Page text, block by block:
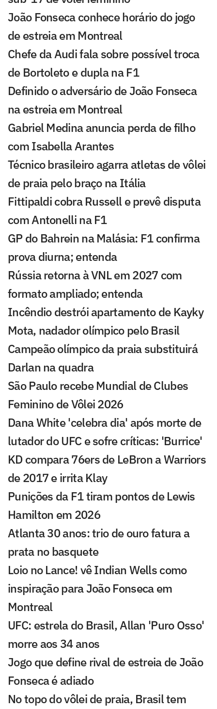
João Fonseca conhece horário do jogo
de estreia em Montreal
Chefe da Audi fala sobre possível troca
de Bortoleto e dupla na F1
Definido o adversário de João Fonseca
na estreia em Montreal
Gabriel Medina anuncia perda de filho
com Isabella Arantes
Técnico brasileiro agarra atletas de vôlei
de praia pelo braço na Itália
Fittipaldi cobra Russell e prevê disputa
com Antonelli na F1
GP do Bahrein na Malásia: F1 confirma
prova diurna; entenda
Rússia retorna à VNL em 2027 com
formato ampliado; entenda
Incêndio destrói apartamento de Kayky
Mota, nadador olímpico pelo Brasil
Campeão olímpico da praia substituirá
Darlan na quadra
São Paulo recebe Mundial de Clubes
Feminino de Vôlei 2026
Dana White 'celebra dia' após morte de
lutador do UFC e sofre críticas: 'Burrice'
KD compara 76ers de LeBron a Warriors
de 2017 e irrita Klay
Punições da F1 tiram pontos de Lewis
Hamilton em 2026
Atlanta 30 anos: trio de ouro fatura a
prata no basquete
Loio no Lance! vê Indian Wells como
inspiração para João Fonseca em
Montreal
UFC: estrela do Brasil, Allan 'Puro Osso'
morre aos 34 anos
Jogo que define rival de estreia de João
Fonseca é adiado
No topo do vôlei de praia, Brasil tem